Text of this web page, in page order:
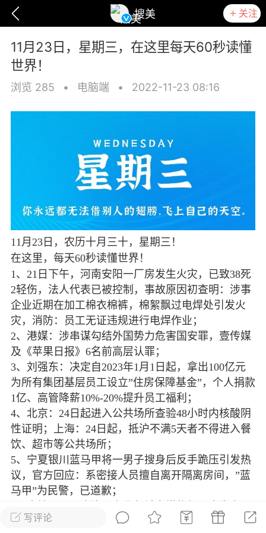
搜美 关注
爆汗熊 卡卡动能素 无创溶斑术
美业357 芯诗妍 卡卡美业
每次200金币 点击购买
师 小熊水光
爆汗熊
脂
卡卡动能素
皇斯普拉雅
建术
DRYY面膜 微晶溶斑术
爆款平台 Lv.8 靓号
加盟商
26 23:18
电脑端 美业资讯
闪充小白罐
本/双效闪充，养出紧致小白脸！一、项
充小白罐 = 闪充大白肌（仪器）× 草本
产品）×极光嫩肤啫喱（产品）这是一套
护...写评论
11月23日，星期三，在这里每天60秒读懂
世界！
浏览 285 • 电脑端 • 2022-11-23 08:16
11月23日，农历十月三十，星期三！
在这里，每天60秒读懂世界！
1、21日下午，河南安阳一厂房发生火灾，已致38死
2轻伤，法人代表已被控制，事故原因初查明：涉事
企业近期在加工棉衣棉裤，棉絮飘过电焊处引发火
灾，消防：员工无证违规进行电焊作业；
2、港媒：涉串谋勾结外国势力危害国安罪，壹传媒
及《苹果日报》6名前高层认罪；
3、刘强东：决定自2023年1月1日起，拿出100亿元
为所有集团基层员工设立”住房保障基金”，个人捐款
1亿、高管降薪10%-20%提升员工福利；
4、北京：24日起进入公共场所查验48小时内核酸阴
性证明；上海：24日起，抵沪不满5天者不得进入餐
饮、超市等公共场所；
5、宁夏银川蓝马甲将一男子搜身后反手跪压引发热
议，官方回应：系密接人员擅自离开隔离房间，”蓝
马甲”为民警，已道歉；
事故，已致13死45伤，其中5人重伤；